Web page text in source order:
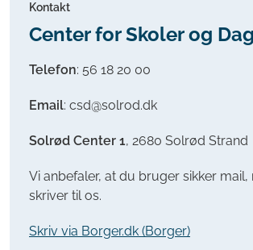
Kontakt
Center for Skoler og
Telefon: 56 18 20 00
Email: csd@solrod.dk
Solrød Center 1, 2680 Solrød Strand
Vi anbefaler, at du bruger sikker mail,
skriver til os.
Skriv via Borger.dk (Borger)